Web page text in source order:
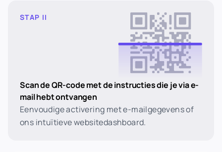
STAP II
Scan de QR-code met de instructies die je via e-
mail hebt ontvangen
Eenvoudige activering met e-mailgegevens of
ons intuïtieve websitedashboard.